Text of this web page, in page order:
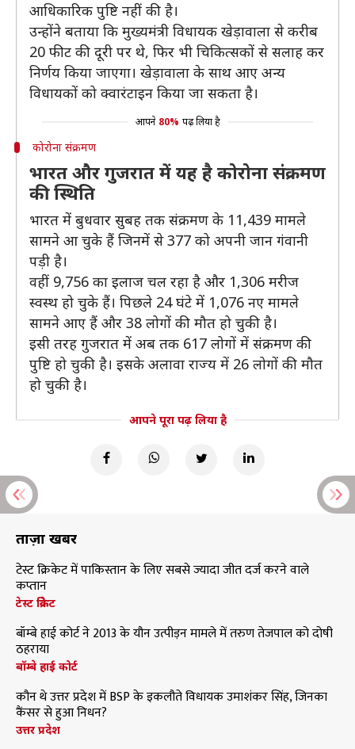
आधिकारिक पुष्टि नहीं की है।
उन्होंने बताया कि मुख्यमंत्री विधायक खेड़ावाला से करीब
20 फीट की दूरी पर थे, फिर भी चिकित्सकों से सलाह कर
निर्णय किया जाएगा। खेड़ावाला के साथ आए अन्य
विधायकों को क्वारंटाइन किया जा सकता है।
आपने 80% पढ़ लिया है
कोरोना संक्रमण
भारत और गुजरात में यह है कोरोना संक्रमण
की स्थिति
भारत में बुधवार सुबह तक संक्रमण के 11,439 मामले
सामने आ चुके हैं जिनमें से 377 को अपनी जान गंवानी
पड़ी है।
वहीं 9,756 का इलाज चल रहा है और 1,306 मरीज
स्वस्थ हो चुके हैं। पिछले 24 घंटे में 1,076 नए मामले
सामने आए हैं और 38 लोगों की मौत हो चुकी है।
इसी तरह गुजरात में अब तक 617 लोगों में संक्रमण की
पुष्टि हो चुकी है। इसके अलावा राज्य में 26 लोगों की मौत
हो चुकी है।
आपने पूरा पढ़ लिया है
ताज़ा खबरें
टेस्ट क्रिकेट में पाकिस्तान के लिए सबसे ज्यादा जीत दर्ज करने वाले
कप्तान
टेस्ट क्रिकेट
बॉम्बे हाई कोर्ट ने 2013 के यौन उत्पीड़न मामले में तरुण तेजपाल को दोषी
ठहराया
बॉम्बे हाई कोर्ट
कौन थे उत्तर प्रदेश में BSP के इकलौते विधायक उमाशंकर सिंह, जिनका
कैंसर से हुआ निधन?
उत्तर प्रदेश